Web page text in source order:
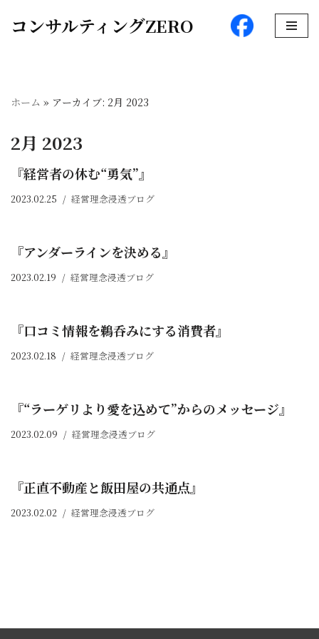
ツ
ス
ッ
プ
コンサルティングZERO
ホーム » アーカイブ: 2月 2023
2月 2023
『経営者の休む“勇気”』
2023.02.25 経営理念浸透ブログ
『アンダーラインを決める』
2023.02.19 経営理念浸透ブログ
『口コミ情報を鵜呑みにする消費者』
2023.02.18 経営理念浸透ブログ
『“ラーゲリより愛を込めて”からのメッセージ』
2023.02.09 経営理念浸透ブログ
『正直不動産と飯田屋の共通点』
2023.02.02 経営理念浸透ブログ